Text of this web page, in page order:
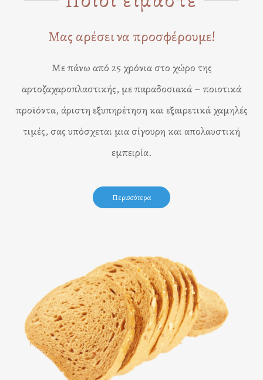
Μας αρέσει να προσφέρουμε!
Με πάνω από 25 χρόνια στο χώρο της
αρτοζαχαροπλαστικής, με παραδοσιακά – ποιοτικά
προϊόντα, άριστη εξυπηρέτηση και εξαιρετικά χαμηλές
τιμές, σας υπόσχεται μια σίγουρη και απολαυστική
εμπειρία.
Περισσότερα